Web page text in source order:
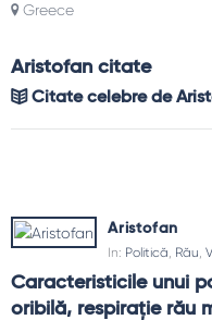
Greece
Aristofan citate
Citate celebre de
Aristofan
In: Politică, Rău,
Caracteristicile unui
oribilă, respirație rău